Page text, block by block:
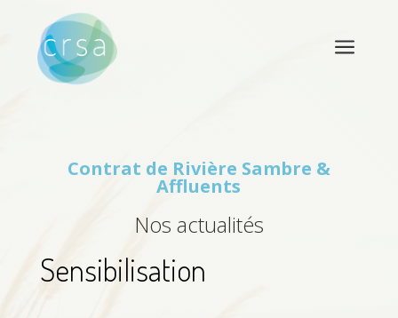
a
Contrat de Rivière Sambre &
Affluents
Nos actualités
Sensibilisation